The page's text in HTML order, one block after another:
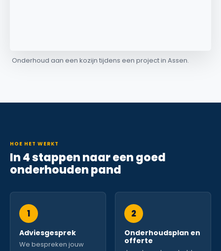
Onderhoud aan een kozijn tijdens een project in Assen.
HOE HET WERKT
In 4 stappen naar een goed
onderhouden pand
1
Adviesgesprek
We bespreken jouw
2
Onderhoudsplan en
offerte